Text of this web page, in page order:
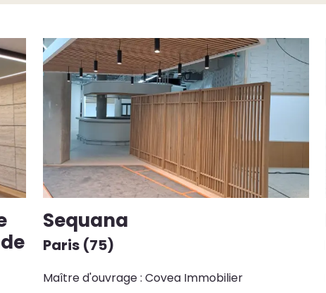
Sequana
Paris (75)
Maître d'ouvrage : Covea Immobilier